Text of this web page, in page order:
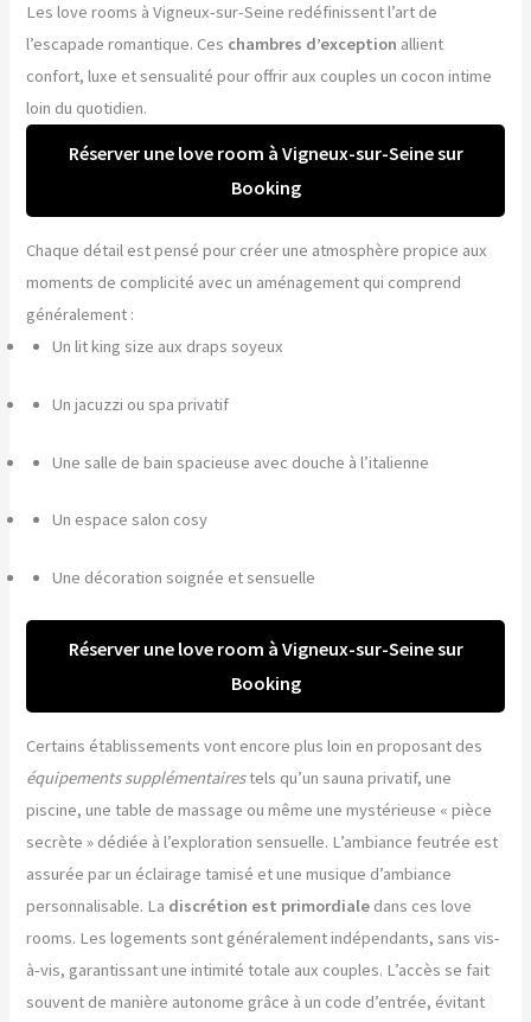
Les love rooms à Vigneux-sur-Seine redéfinissent l’art de
l’escapade romantique. Ces chambres d’exception allient
confort, luxe et sensualité pour offrir aux couples un cocon intime
loin du quotidien.
Réserver une love room à Vigneux-sur-Seine sur
Booking
Chaque détail est pensé pour créer une atmosphère propice aux
moments de complicité avec un aménagement qui comprend
généralement :
Un lit king size aux draps soyeux
Un jacuzzi ou spa privatif
Une salle de bain spacieuse avec douche à l’italienne
Un espace salon cosy
Une décoration soignée et sensuelle
Réserver une love room à Vigneux-sur-Seine sur
Booking
Certains établissements vont encore plus loin en proposant des
équipements supplémentairestels qu’un sauna privatif, une
piscine, une table de massage ou même une mystérieuse « pièce
secrète » dédiée à l’exploration sensuelle. L’ambiance feutrée est
assurée par un éclairage tamisé et une musique d’ambiance
personnalisable. La discrétion est primordiale dans ces love
rooms. Les logements sont généralement indépendants, sans vis-
à-vis, garantissant une intimité totale aux couples. L’accès se fait
souvent de manière autonome grâce à un code d’entrée, évitant